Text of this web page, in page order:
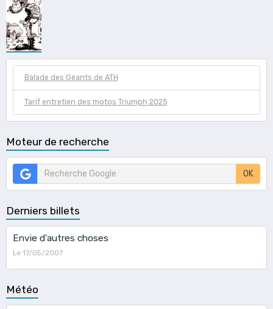
Balade des Géants de ATH
Tarif entretien des motos Triumph 2025
Moteur de recherche
OK
Derniers billets
Envie d'autres choses
Le 17/05/2007
Météo